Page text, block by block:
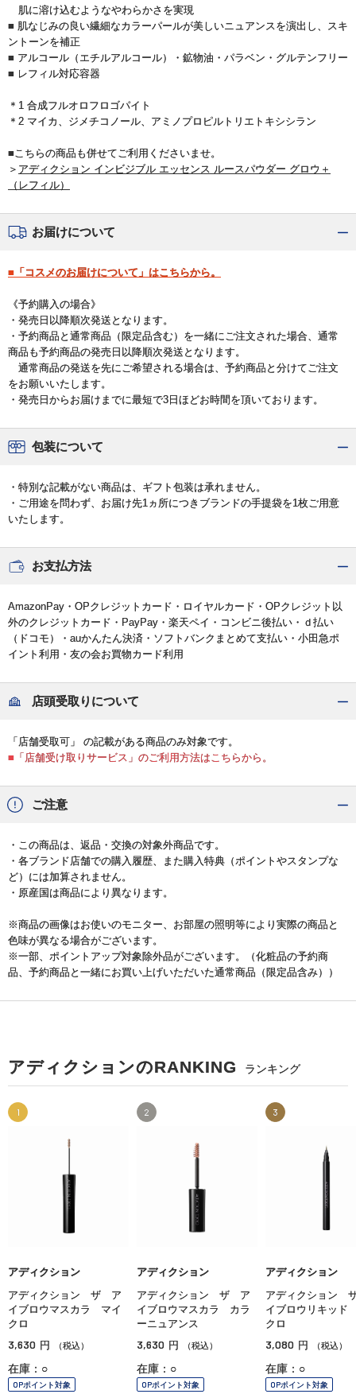
肌に溶け込むようなやわらかさを実現
■ 肌なじみの良い繊細なカラーパールが美しいニュアンスを演出し、スキ
ントーンを補正
■ アルコール（エチルアルコール）・鉱物油・パラベン・グルテンフリー
■ レフィル対応容器
＊1 合成フルオロフロゴパイト
＊2 マイカ、ジメチコノール、アミノプロピルトリエトキシシラン
■こちらの商品も併せてご利用くださいませ。
＞ アディクション インビジブル エッセンス ルースパウダー グロウ＋
（レフィル）
お届けについて
■「コスメのお届けについて」はこちらから。
《予約購入の場合》
・発売日以降順次発送となります。
・予約商品と通常商品（限定品含む）を一緒にご注文された場合、通常
商品も予約商品の発売日以降順次発送となります。
通常商品の発送を先にご希望される場合は、予約商品と分けてご注文
をお願いいたします。
・発売日からお届けまでに最短で3日ほどお時間を頂いております。
包装について
・特別な記載がない商品は、ギフト包装は承れません。
・ご用途を問わず、お届け先1ヵ所につきブランドの手提袋を1枚ご用意
いたします。
お支払方法
AmazonPay・OPクレジットカード・ロイヤルカード・OPクレジット以
外のクレジットカード・PayPay・楽天ペイ・コンビニ後払い・ｄ払い
（ドコモ）・auかんたん決済・ソフトバンクまとめて支払い・小田急ポ
イント利用・友の会お買物カード利用
店頭受取りについて
「店舗受取可」 の記載がある商品のみ対象です。
■「店舗受け取りサービス」のご利用方法はこちらから。
ご注意
・この商品は、返品・交換の対象外商品です。
・各ブランド店舗での購入履歴、また購入特典（ポイントやスタンプな
ど）には加算されません。
・原産国は商品により異なります。
※商品の画像はお使いのモニター、お部屋の照明等により実際の商品と
色味が異なる場合がございます。
※一部、ポイントアップ対象除外品がございます。（化粧品の予約商
品、予約商品と一緒にお買い上げいただいた通常商品（限定品含み））
アディクションのRANKING ランキング
1
アディクション
アディクション ザ ア
イブロウマスカラ マイ
クロ
3,630 円 （税込）
在庫：○
OPポイント対象
2
アディクション
アディクション ザ ア
イブロウマスカラ カラ
ーニュアンス
3,630 円 （税込）
在庫：○
OPポイント対象
3
アディクション
アディクション
イブロウリキッ
クロ
3,080 円 （税込）
在庫：○
OPポイント対象